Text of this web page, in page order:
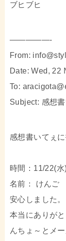
ブヒブヒ
—————-
From:
Date: Wed, 22
To:
Subject: 感想
感想書いてぇ
時間：11/22(
名前： けんご
安心しました。
本当にありが
んちょ～とメ